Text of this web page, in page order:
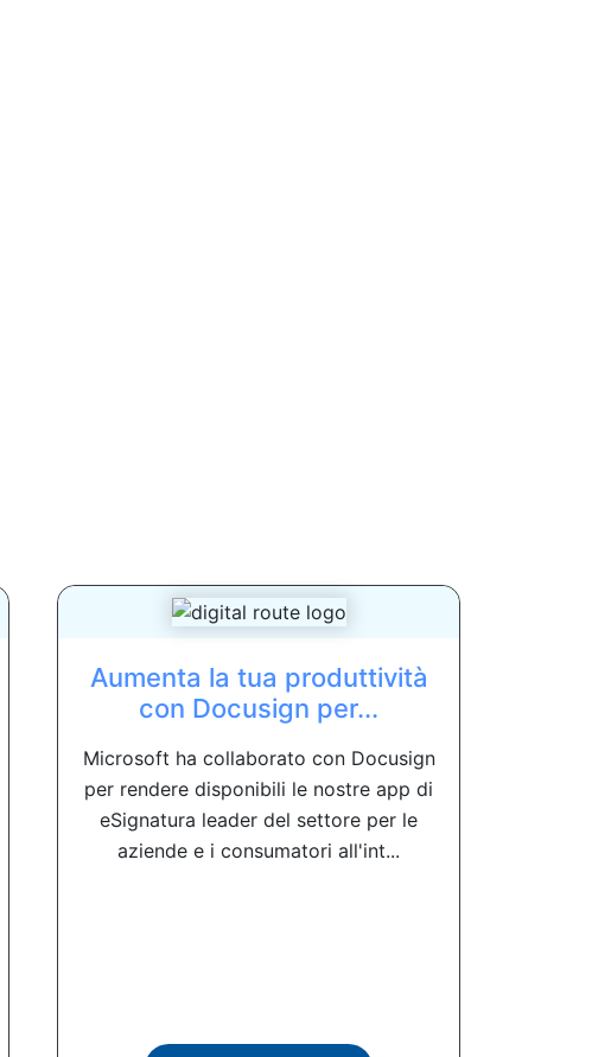
Aumenta la tua produttività
con Docusign per...
Microsoft ha collaborato con Docusign
per rendere disponibili le nostre app di
eSignatura leader del settore per le
aziende e i consumatori all'int...